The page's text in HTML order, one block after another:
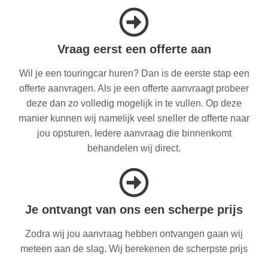
Vraag eerst een offerte aan
Wil je een touringcar huren? Dan is de eerste stap een
offerte aanvragen. Als je een offerte aanvraagt probeer
deze dan zo volledig mogelijk in te vullen. Op deze
manier kunnen wij namelijk veel sneller de offerte naar
jou opsturen. Iedere aanvraag die binnenkomt
behandelen wij direct.
Je ontvangt van ons een scherpe prijs
Zodra wij jou aanvraag hebben ontvangen gaan wij
meteen aan de slag. Wij berekenen de scherpste prijs